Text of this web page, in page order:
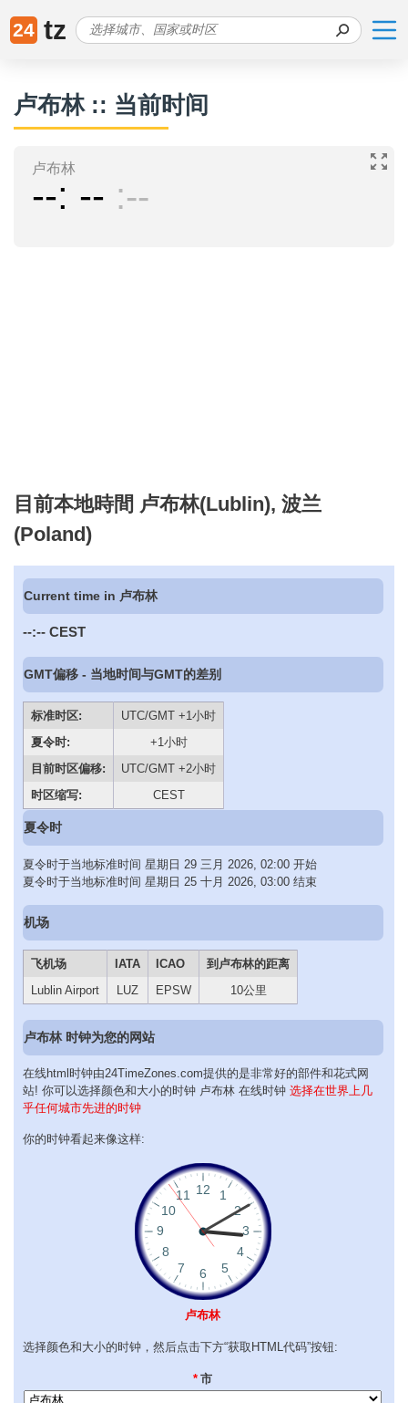
24 tz
卢布林 :: 当前时间
卢布林
-- -- --
目前本地時間 卢布林(Lublin), 波兰
(Poland)
Current time in 卢布林
--:-- CEST
GMT偏移 - 当地时间与GMT的差别
标准时区:
UTC/GMT +1小时
夏令时:
+1小时
目前时区偏移:
UTC/GMT +2小时
时区缩写:
CEST
夏令时
夏令时于当地标准时间 星期日 29 三月 2026, 02:00 开始
夏令时于当地标准时间 星期日 25 十月 2026, 03:00 结束
机场
飞机场 IATA ICAO
到卢布林的距离
Lublin Airport
LUZ EPSW 10公里
卢布林 时钟为您的网站
在线html时钟由24TimeZones.com提供的是非常好的部件和花式网
站! 你可以选择颜色和大小的时钟 卢布林 在线时钟 选择在世界上几
乎任何城市先进的时钟
你的时钟看起来像这样:
卢布林
选择颜色和大小的时钟，然后点击下方“获取HTML代码”按钮:
* 市